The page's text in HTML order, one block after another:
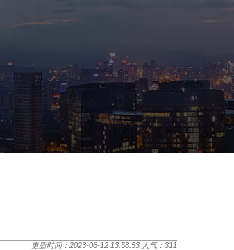
更新时间：2023-06-12 13:58:53 人气： 311